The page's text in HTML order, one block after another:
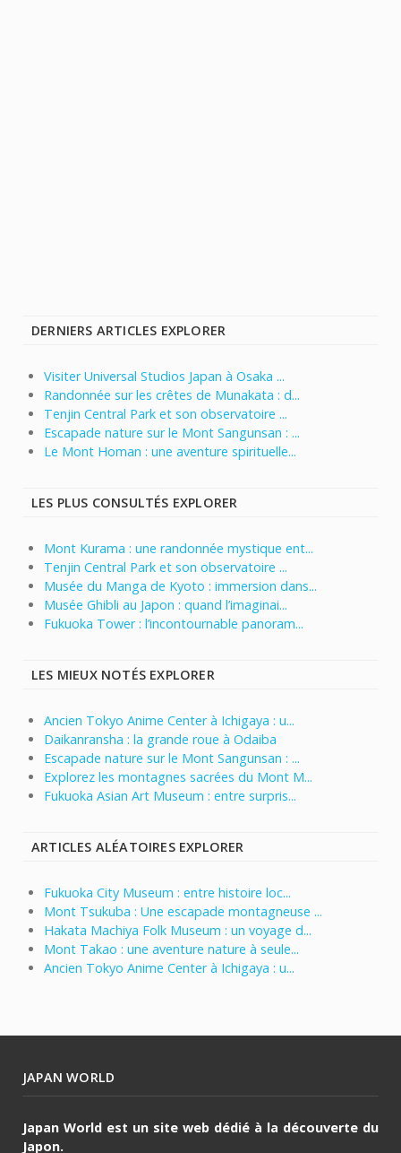
DERNIERS ARTICLES EXPLORER
Visiter Universal Studios Japan à Osaka ...
Randonnée sur les crêtes de Munakata : d...
Tenjin Central Park et son observatoire ...
Escapade nature sur le Mont Sangunsan : ...
Le Mont Homan : une aventure spirituelle...
LES PLUS CONSULTÉS EXPLORER
Mont Kurama : une randonnée mystique ent...
Tenjin Central Park et son observatoire ...
Musée du Manga de Kyoto : immersion dans...
Musée Ghibli au Japon : quand l’imaginai...
Fukuoka Tower : l’incontournable panoram...
LES MIEUX NOTÉS EXPLORER
Ancien Tokyo Anime Center à Ichigaya : u...
Daikanransha : la grande roue à Odaiba
Escapade nature sur le Mont Sangunsan : ...
Explorez les montagnes sacrées du Mont M...
Fukuoka Asian Art Museum : entre surpris...
ARTICLES ALÉATOIRES EXPLORER
Fukuoka City Museum : entre histoire loc...
Mont Tsukuba : Une escapade montagneuse ...
Hakata Machiya Folk Museum : un voyage d...
Mont Takao : une aventure nature à seule...
Ancien Tokyo Anime Center à Ichigaya : u...
JAPAN WORLD
Japan World est un site web dédié à la découverte du
Japon.